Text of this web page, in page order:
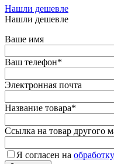
Нашли дешевле
Нашли дешевле
Ваше имя
Ваш телефон*
Электронная почта
Название товара*
Ссылка на товар другого
Я согласен на